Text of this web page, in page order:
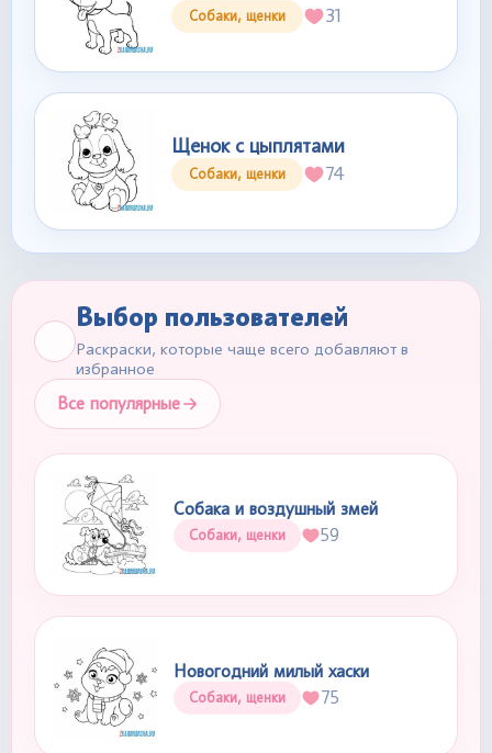
Собаки, щенки 31
Щенок с цыплятами
Собаки, щенки 74
Выбор пользователей
Раскраски, которые чаще всего добавляют в
избранное
Все популярные
Собака и воздушный змей
Собаки, щенки 59
Новогодний милый хаски
Собаки, щенки 75